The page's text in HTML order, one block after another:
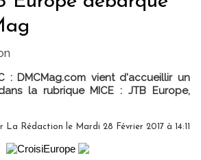
: DMCMag.com vient d'accueillir un
la rubrique MICE : JTB Europe,
La Rédaction le Mardi 28 Février 2017 à 14:11